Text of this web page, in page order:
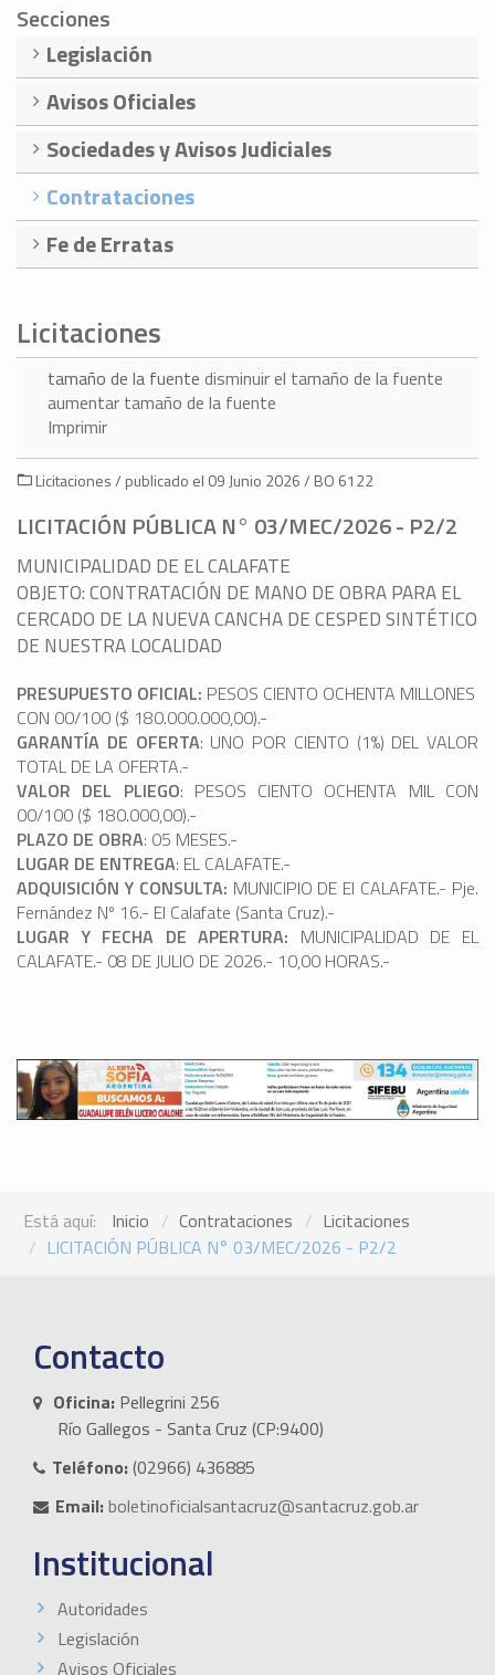
Secciones
Legislación
Avisos Oficiales
Sociedades y Avisos Judiciales
Contrataciones
Fe de Erratas
Licitaciones
tamaño de la fuente disminuir el tamaño de la fuente
aumentar tamaño de la fuente
Imprimir
Licitaciones / publicado el 09 Junio 2026 / BO 6122
LICITACIÓN PÚBLICA N° 03/MEC/2026 - P2/2
MUNICIPALIDAD DE EL CALAFATE
OBJETO: CONTRATACIÓN DE MANO DE OBRA PARA EL
CERCADO DE LA NUEVA CANCHA DE CESPED SINTÉTICO
DE NUESTRA LOCALIDAD
PRESUPUESTO OFICIAL: PESOS CIENTO OCHENTA MILLONES
CON 00/100 ($ 180.000.000,00).-
GARANTÍA DE OFERTA: UNO POR CIENTO (1%) DEL VALOR
TOTAL DE LA OFERTA.-
VALOR DEL PLIEGO: PESOS CIENTO OCHENTA MIL CON
00/100 ($ 180.000,00).-
PLAZO DE OBRA: 05 MESES.-
LUGAR DE ENTREGA: EL CALAFATE.-
ADQUISICIÓN Y CONSULTA: MUNICIPIO DE El CALAFATE.- Pje.
Fernández Nº 16.- El Calafate (Santa Cruz).-
LUGAR Y FECHA DE APERTURA: MUNICIPALIDAD DE EL
CALAFATE.- 08 DE JULIO DE 2026.- 10,00 HORAS.-
Está aquí: Inicio Contrataciones
Licitaciones
LICITACIÓN PÚBLICA N° 03/MEC/2026 - P2/2
Contacto
Oficina: Pellegrini 256
Río Gallegos - Santa Cruz (CP:9400)
Teléfono:(02966) 436885
Email:boletinoficialsantacruz@santacruz.gob.ar
Institucional
Autoridades
Legislación
Avisos Oficiales